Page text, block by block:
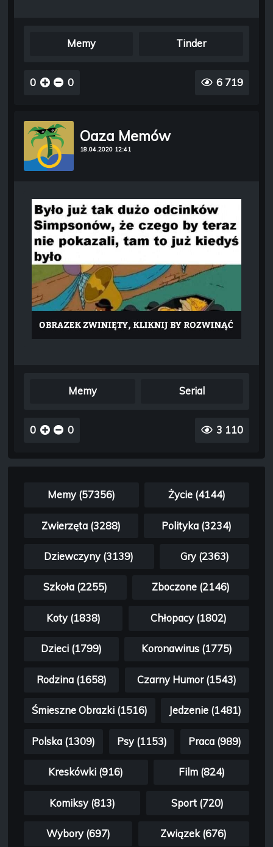
Memy Tinder
0 0 6 719
Oaza Memów
18.04.2020 12:41
Memy Serial
0 0 3 110
Memy (57356) Życie (4144)
Zwierzęta (3288) Polityka (3234)
Dziewczyny (3139) Gry (2363)
Szkoła (2255) Zboczone (2146)
Koty (1838) Chłopacy (1802)
Dzieci (1799) Koronawirus (1775)
Rodzina (1658) Czarny Humor (1543)
Śmieszne Obrazki (1516) Jedzenie (1481)
Polska (1309) Psy (1153) Praca (989)
Kreskówki (916) Film (824)
Komiksy (813) Sport (720)
Wybory (697) Związek (676)